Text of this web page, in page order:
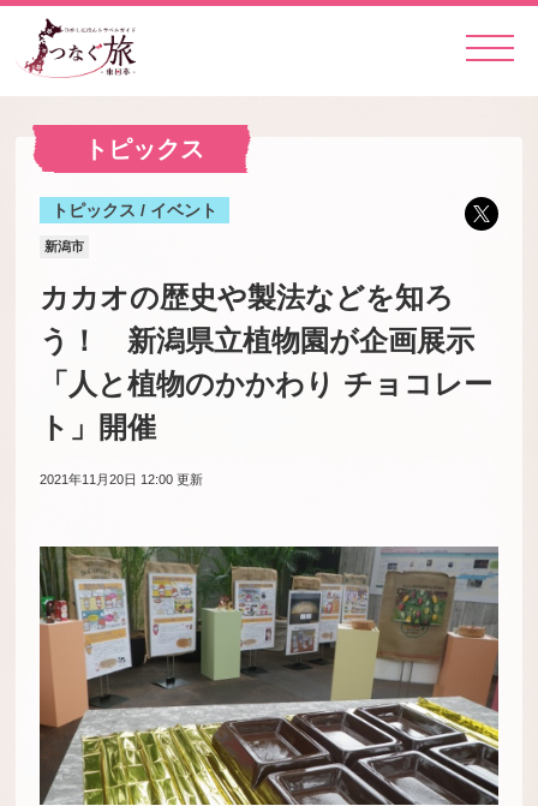
トピックス
トピックス / イベント
新潟市
カカオの歴史や製法などを知ろ
う！ 新潟県立植物園が企画展示
「人と植物のかかわり チョコレー
ト」開催
2021年11月20日 12:00 更新